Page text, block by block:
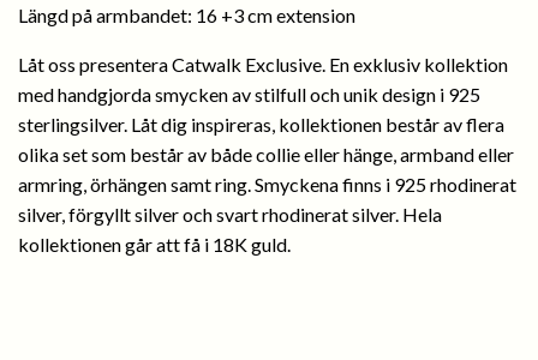
Längd på armbandet: 16 +3 cm extension
Låt oss presentera Catwalk Exclusive. En exklusiv kollektion
med handgjorda smycken av stilfull och unik design i 925
sterlingsilver. Låt dig inspireras, kollektionen består av flera
olika set som består av både collie eller hänge, armband eller
armring, örhängen samt ring. Smyckena finns i 925 rhodinerat
silver, förgyllt silver och svart rhodinerat silver. Hela
kollektionen går att få i 18K guld.